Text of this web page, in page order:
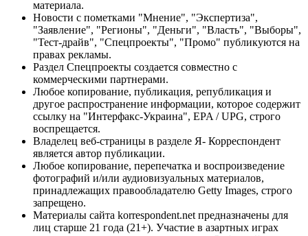
материала.
Новости с пометками "Мнение", "Экспертиза",
"Заявление", "Регионы", "Деньги", "Власть", "Выборы",
"Тест-драйв", "Спецпроекты", "Промо" публикуются на
правах рекламы.
Раздел Спецпроекты создается совместно с
коммерческими партнерами.
Любое копирование, публикация, републикация и
другое распространение информации, которое содержит
ссылку на "Интерфакс-Украина", EPA / UPG, строго
воспрещается.
Владелец веб-страницы в разделе Я- Корреспондент
является автор публикации.
Любое копирование, перепечатка и воспроизведение
фотографий и/или аудиовизуальных материалов,
принадлежащих правообладателю Getty Images, строго
запрещено.
Материалы сайта korrespondent.net предназначены для
лиц старше 21 года (21+). Участие в азартных играх